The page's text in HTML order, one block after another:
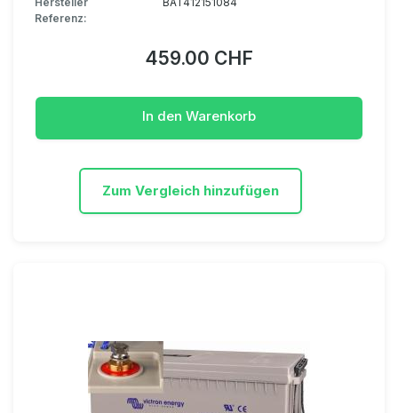
Referenz:
459.00 CHF
In den Warenkorb
Zum Vergleich hinzufügen